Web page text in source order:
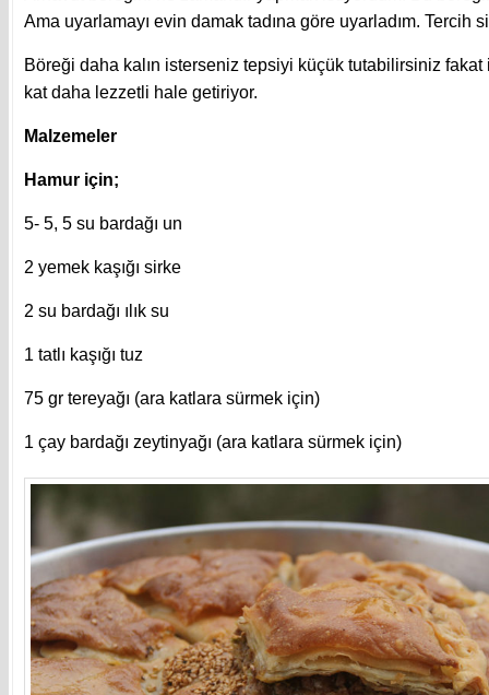
Ama uyarlamayı evin damak tadına göre uyarladım. Tercih
Böreği daha kalın isterseniz tepsiyi küçük tutabilirsiniz fakat
kat daha lezzetli hale getiriyor.
Malzemeler
Hamur için;
5- 5, 5 su bardağı un
2 yemek kaşığı sirke
2 su bardağı ılık su
1 tatlı kaşığı tuz
75 gr tereyağı (ara katlara sürmek için)
1 çay bardağı zeytinyağı (ara katlara sürmek için)